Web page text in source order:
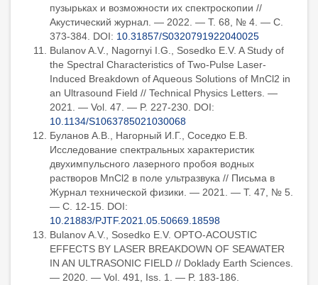
пузырьках и возможности их спектроскопии //
Акустический журнал. — 2022. — Т. 68, № 4. — С.
373-384. DOI: 10.31857/S0320791922040025
Bulanov A.V., Nagornyi I.G., Sosedko E.V. A Study of
the Spectral Characteristics of Two-Pulse Laser-
Induced Breakdown of Aqueous Solutions of MnCl2 in
an Ultrasound Field // Technical Physics Letters. —
2021. — Vol. 47. — P. 227-230. DOI:
10.1134/S1063785021030068
Буланов А.В., Нагорный И.Г., Соседко Е.В.
Исследование спектральных характеристик
двухимпульсного лазерного пробоя водных
растворов MnCl2 в поле ультразвука // Письма в
Журнал технической физики. — 2021. — Т. 47, № 5.
— С. 12-15. DOI:
10.21883/PJTF.2021.05.50669.18598
Bulanov A.V., Sosedko E.V. OPTO-ACOUSTIC
EFFECTS BY LASER BREAKDOWN OF SEAWATER
IN AN ULTRASONIC FIELD // Doklady Earth Sciences.
— 2020. — Vol. 491, Iss. 1. — P. 183-186.